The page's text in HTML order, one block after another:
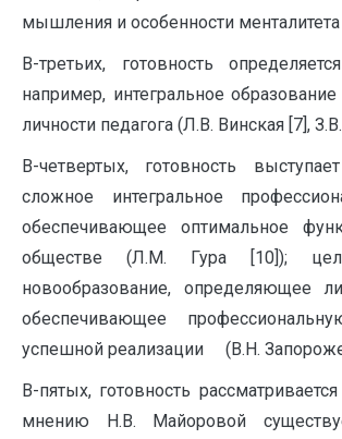
мышления и особенности менталитета
В-третьих, готовность
например, интегральное
личности педагога (Л.В. Винская [7],
В-четвертых, готовность
сложное интегральное
обеспечивающее оптимальное
обществе (Л.М. Гура [10]);
новообразование, определяющее
обеспечивающее
успешной реализации (В.Н.
В-пятых, готовность
мнению Н.В. Майоровой